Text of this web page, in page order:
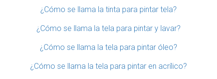
¿Cómo se llama la tinta para pintar tela?
¿Cómo se llama la tela para pintar y lavar?
¿Cómo se llama la tela para pintar óleo?
¿Cómo se llama la tela para pintar en acrílico?